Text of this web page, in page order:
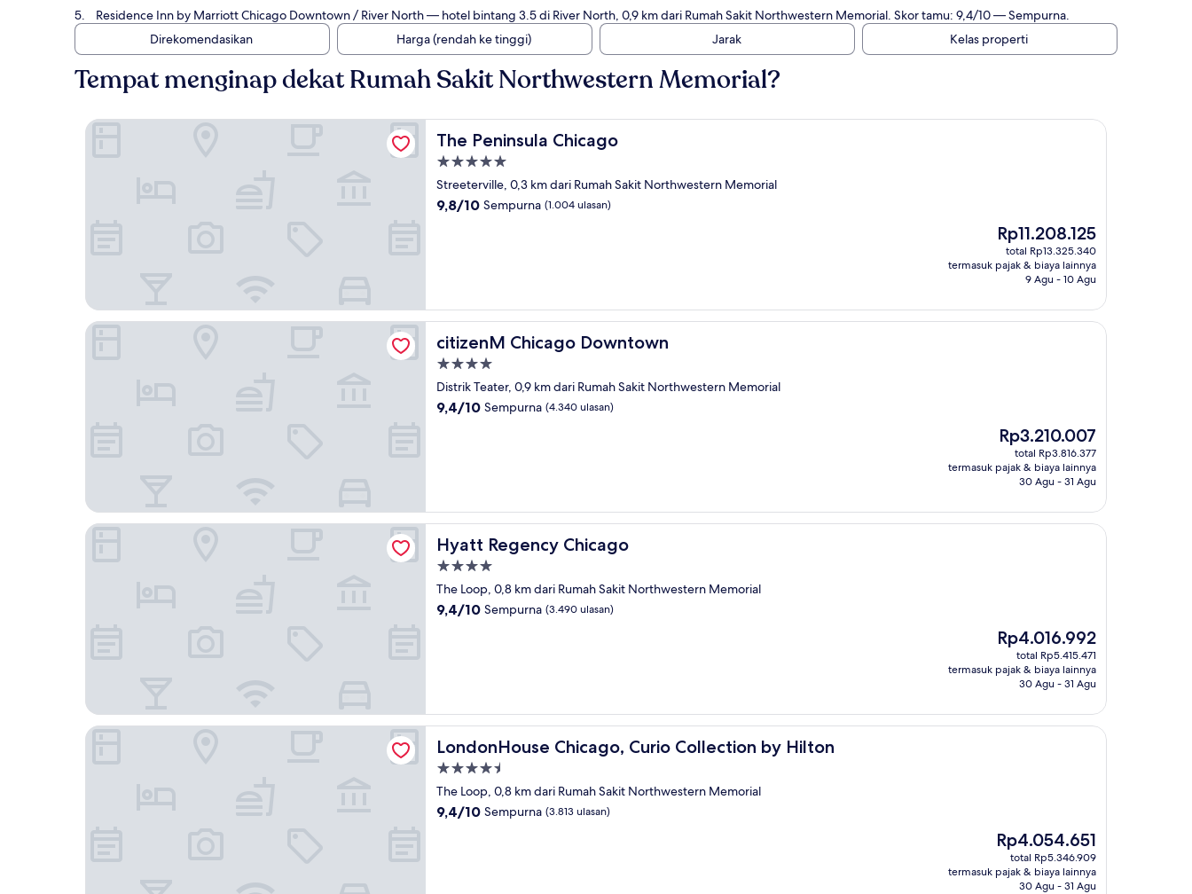
Residence Inn by Marriott Chicago Downtown / River North— hotel bintang 3.5 di River North, 0,9 km dari Rumah Sakit Northwestern Memorial. Skor tamu: 9,4/10 — Sempurna.
Direkomendasikan
Harga (rendah ke tinggi) Jarak Kelas properti
Tempat menginap dekat Rumah Sakit Northwestern Memorial?
The Peninsula Chicago
The Peninsula Chicago
Properti
bintang
5.0
Streeterville, 0,3 km dari Rumah Sakit Northwestern Memorial
9.8
9,8/10 Sempurna (1.004 ulasan)
Harga
sekarang
Rp11.208.125
Rp11.208.125
total Rp13.325.340
termasuk pajak & biaya lainnya
9 Agu - 10 Agu
The Peninsula Chicago
citizenM Chicago Downtown
citizenM Chicago Downtown
Properti
bintang
4.0
Distrik Teater, 0,9 km dari Rumah Sakit Northwestern Memorial
9.4
9,4/10 Sempurna (4.340 ulasan)
Harga
sekarang
Rp3.210.007
Rp3.210.007
total Rp3.816.377
termasuk pajak & biaya lainnya
30 Agu - 31 Agu
citizenM Chicago Downtown
Hyatt Regency Chicago
Hyatt Regency Chicago
Properti
bintang
4.0
The Loop, 0,8 km dari Rumah Sakit Northwestern Memorial
9.4
9,4/10 Sempurna (3.490 ulasan)
Harga
sekarang
Rp4.016.992
Rp4.016.992
total Rp5.415.471
termasuk pajak & biaya lainnya
30 Agu - 31 Agu
Hyatt Regency Chicago
LondonHouse Chicago, Curio Collection by Hilton
LondonHouse Chicago, Curio Collection by Hilton
Properti
bintang
4.5
The Loop, 0,8 km dari Rumah Sakit Northwestern Memorial
9.4
9,4/10 Sempurna (3.813 ulasan)
Harga
sekarang
Rp4.054.651
Rp4.054.651
total Rp5.346.909
termasuk pajak & biaya lainnya
30 Agu - 31 Agu
LondonHouse Chicago, Curio Collection by Hilton